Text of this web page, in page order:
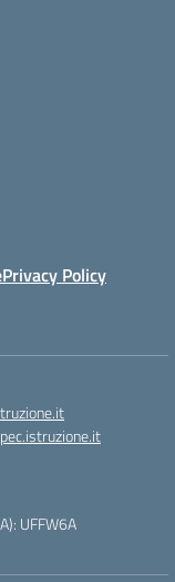
Privacy Policy
UFFW6A